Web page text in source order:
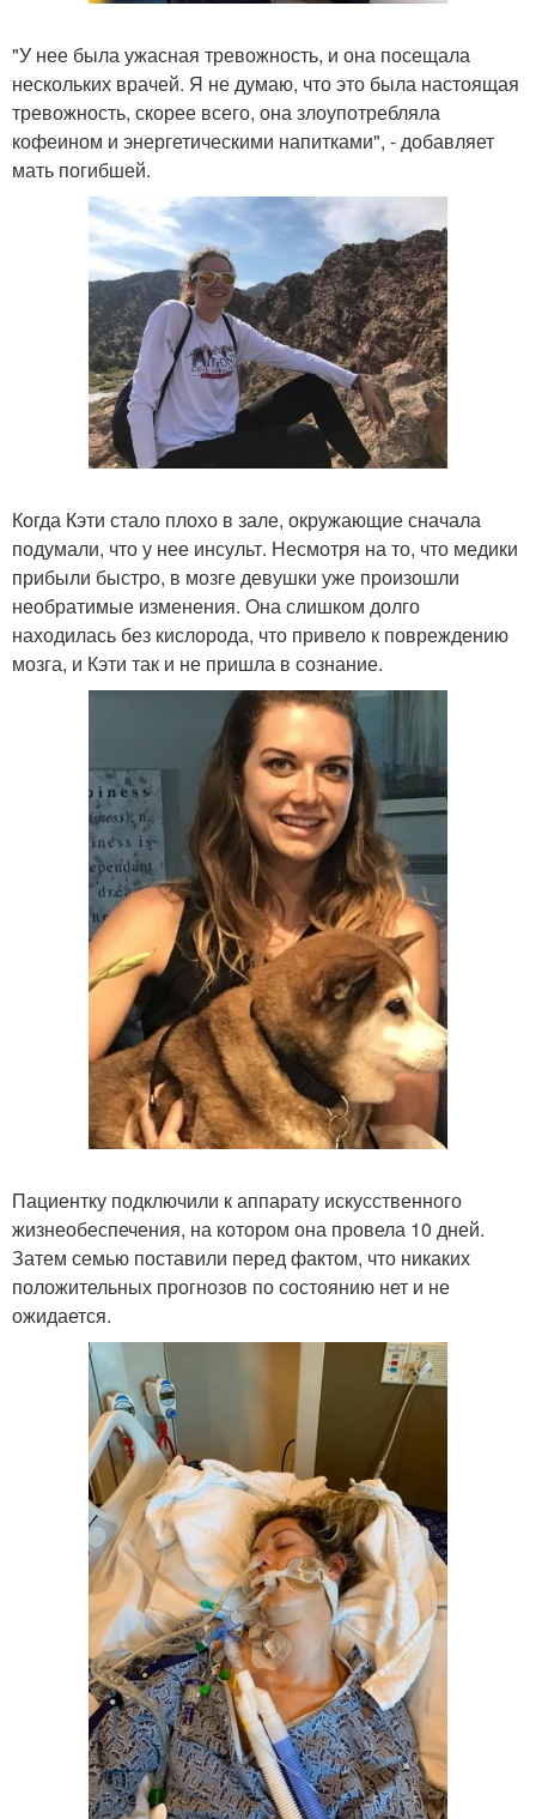
"У нее была ужасная тревожность, и она посещала
нескольких врачей. Я не думаю, что это была настоящая
тревожность, скорее всего, она злоупотребляла
кофеином и энергетическими напитками", - добавляет
мать погибшей.
Когда Кэти стало плохо в зале, окружающие сначала
подумали, что у нее инсульт. Несмотря на то, что медики
прибыли быстро, в мозге девушки уже произошли
необратимые изменения. Она слишком долго
находилась без кислорода, что привело к повреждению
мозга, и Кэти так и не пришла в сознание.
Пациентку подключили к аппарату искусственного
жизнеобеспечения, на котором она провела 10 дней.
Затем семью поставили перед фактом, что никаких
положительных прогнозов по состоянию нет и не
ожидается.